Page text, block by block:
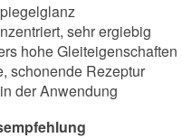
sehr ergiebig
hohe Gleiteigenschaften
schonende Rezeptur
der Anwendung